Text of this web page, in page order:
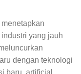
yang jauh
dengan teknologi